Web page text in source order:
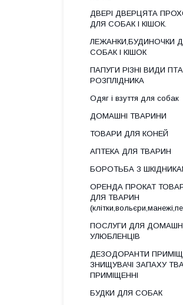
ДВЕРІ ДВЕРЦЯТА
ДЛЯ СОБАК І КІШОК.
ЛЕЖАНКИ,БУДИНОЧКИ
СОБАК І КІШОК
ПАПУГИ РІЗНІ ВИДИ
РОЗПЛІДНИКА
Одяг і взуття для собак
ДОМАШНІ ТВАРИНИ
ТОВАРИ ДЛЯ КОНЕЙ
АПТЕКА ДЛЯ ТВАРИН
БОРОТЬБА З
ОРЕНДА ПРОКАТ
ДЛЯ ТВАРИН
ПОСЛУГИ ДЛЯ
УЛЮБЛЕНЦІВ
ДЕЗОДОРАНТИ
ЗНИЩУВАЧІ ЗАПАХУ
ПРИМІЩЕННІ
БУДКИ ДЛЯ СОБАК